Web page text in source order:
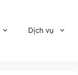
Dịch vụ